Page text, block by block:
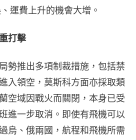
運費上升的機會大增。
打擊
勢推出多項制裁措施，包括禁
入領空，莫斯科方面亦採取類
空域因戰火而關閉，本身已受
進一步取消。即使有飛機可以
烏、俄兩國，航程和飛機所需